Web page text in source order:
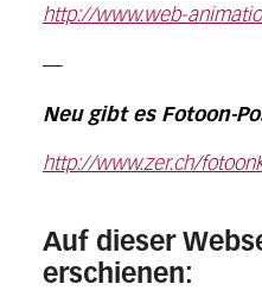
http://www.web-
—
Neu gibt es Fotoon-
http://www.zer.ch/
Auf dieser
erschienen: